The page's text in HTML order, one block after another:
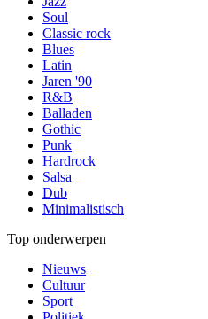
Soul
Classic rock
Blues
Latin
Jaren '90
R&B
Balladen
Gothic
Punk
Hardrock
Salsa
Dub
Minimalistisch
Top onderwerpen
Nieuws
Cultuur
Sport